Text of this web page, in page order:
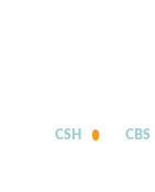
CSH CBS